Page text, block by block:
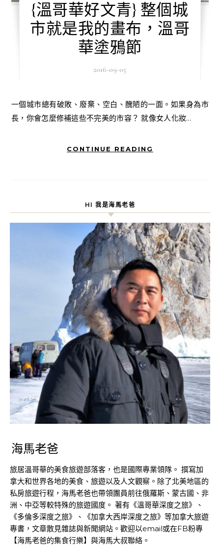
{溫哥華好文青} 整個城
市就是我的畫布，溫哥
華塗鴉節
2016-09-05
一個城市總有破敗、廢棄、空白、醜陋的一面。如果身為市
長，你會怎麼修補這些不完美的市容？ 就像女人化妝...
CONTINUE READING
HI 我是海馬老爸
海馬老爸
旅居溫哥華的美食旅遊部落客，也是國際專業領隊。 撰寫加
拿大和世界各地的美食、旅遊以及人文觀察。除了北美地區的
私房旅遊行程，海馬老爸也帶領團員前往俄羅斯、蒙古國、非
洲、中亞等較特殊的旅遊國度。 著有《溫哥華深度之旅》、
《多倫多深度之旅》、《加拿大西岸深度之旅》等加拿大旅遊
專書，文章散見雜誌與新聞網站。歡迎以email或在FB粉專
【海馬老爸的集食行樂】與海馬大叔聯絡。